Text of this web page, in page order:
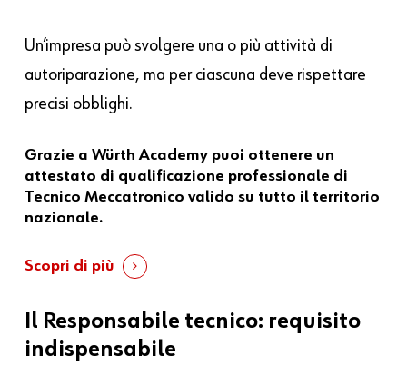
Un’impresa può svolgere una o più attività di
autoriparazione, ma per ciascuna deve rispettare
precisi obblighi.
Grazie a Würth Academy puoi ottenere un
attestato di qualificazione professionale di
Tecnico Meccatronico valido su tutto il territorio
nazionale.
Scopri di più
Il Responsabile tecnico: requisito
indispensabile